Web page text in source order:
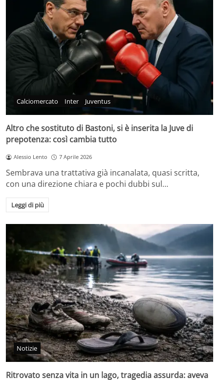
Calciomercato Inter Juventus
Altro che sostituto di Bastoni, si è inserita la Juve di
prepotenza: così cambia tutto
Alessio Lento 7 Aprile 2026
Sembrava una trattativa già incanalata, quasi scritta,
con una direzione chiara e pochi dubbi sul…
Leggi di più
Notizie
Ritrovato senza vita in un lago, tragedia assurda: aveva